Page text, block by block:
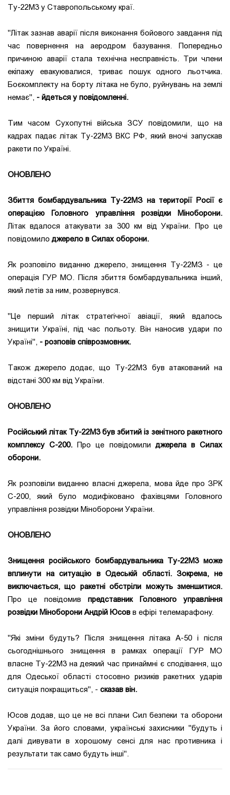
Ту-22М3 у Ставропольському краї.
"Літак зазнав аварії після виконання бойового завдання під
час повернення на аеродром базування. Попередньо
причиною аварії стала технічна несправність. Три члени
екіпажу евакуювалися, триває пошук одного льотчика.
Боєкомплекту на борту літака не було, руйнувань на землі
немає", - йдеться у повідомленні.
Тим часом Сухопутні війська ЗСУ повідомили, що на
кадрах падає літак Ту-22М3 ВКС РФ, який вночі запускав
ракети по Україні.
ОНОВЛЕНО
Збиття бомбардувальника Ту-22МЗ на території Росії є
операцією Головного управління розвідки Міноборони.
Літак вдалося атакувати за 300 км від України. Про це
повідомилоджерело в Силах оборони.
Як розповіло виданню джерело, знищення Ту-22МЗ - це
операція ГУР МО. Після збиття бомбардувальника інший,
який летів за ним, розвернувся.
"Це перший літак стратегічної авіації, який вдалось
знищити Україні, під час польоту. Він наносив удари по
Україні", - розповів співрозмовник.
Також джерело додає, що Ту-22МЗ був атакований на
відстані 300 км від України.
ОНОВЛЕНО
Російський літак Ту-22М3 був збитий із зенітного ракетного
комплексу С-200.Про це повідомили джерела в Силах
оборони.
Як розповіли виданню власні джерела, мова йде про ЗРК
С-200, який було модифіковано фахівцями Головного
управління розвідки Міноборони України.
ОНОВЛЕНО
Знищення російського бомбардувальника Ту-22М3 може
вплинути на ситуацію в Одеській області. Зокрема, не
виключається, що ракетні обстріли можуть зменшитися.
Про це повідомивпредставник Головного управління
розвідки Міноборони Андрій Юсов в ефірі телемарафону.
"Які зміни будуть? Після знищення літака А-50 і після
сьогоднішнього знищення в рамках операції ГУР МО
власне Ту-22М3 на деякий час принаймні є сподівання, що
для Одеської області стосовно ризиків ракетних ударів
ситуація покращиться", - сказав він.
Юсов додав, що це не всі плани Сил безпеки та оборони
України. За його словами, українські захисники "будуть і
далі дивувати в хорошому сенсі для нас противника і
результати так само будуть інші".